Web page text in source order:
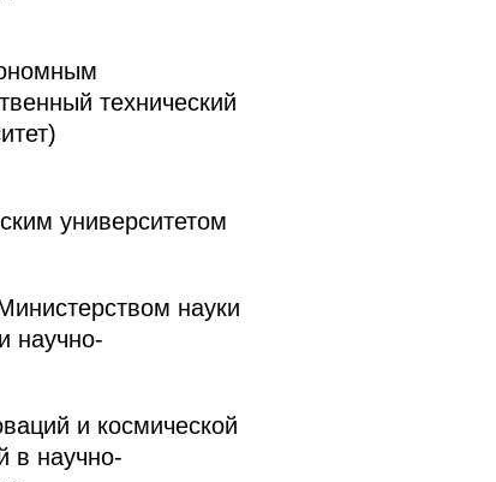
технический
университетом
науки
научно-
и космической
в научно-